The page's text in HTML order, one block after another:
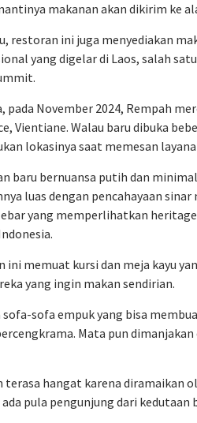
makanan akan dikirim ke
restoran ini juga menyediakan
yang digelar di Laos, salah
pada November 2024, Rempah
Vientiane. Walau baru dibuka
lokasinya saat memesan
baru bernuansa putih dan
luas dengan pencahayaan
yang memperlihatkan
ini memuat kursi dan meja kayu
yang ingin makan sendirian.
sofa-sofa empuk yang bisa
Mata pun
terasa hangat karena diramaikan
pula pengunjung dari